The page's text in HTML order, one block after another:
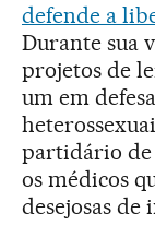
defende a
Durante sua
projetos de
um em
partidário de
os médicos
desejosas